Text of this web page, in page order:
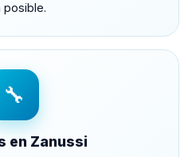
posible.
🔧
en Zanussi